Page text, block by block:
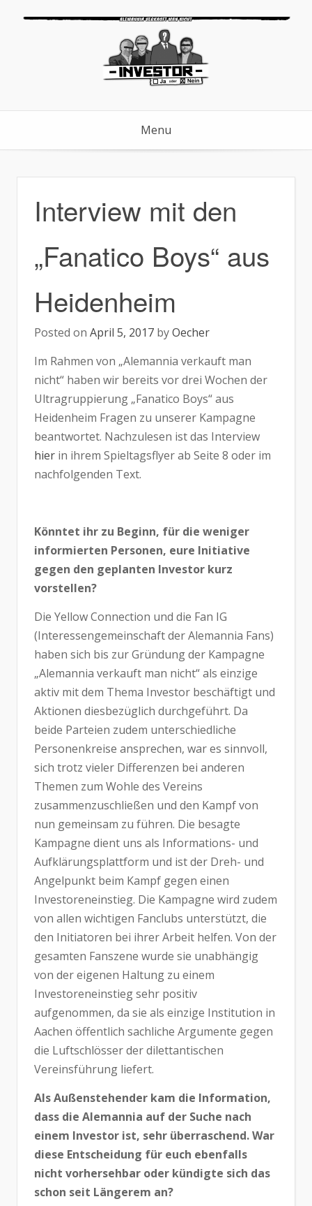
Menu
Interview mit den
„Fanatico Boys“ aus
Heidenheim
Posted on April 5, 2017 byOecher
Im Rahmen von „Alemannia verkauft man
nicht“ haben wir bereits vor drei Wochen der
Ultragruppierung „Fanatico Boys“ aus
Heidenheim Fragen zu unserer Kampagne
beantwortet. Nachzulesen ist das Interview
hier in ihrem Spieltagsflyer ab Seite 8 oder im
nachfolgenden Text.
Könntet ihr zu Beginn, für die weniger
informierten Personen, eure Initiative
gegen den geplanten Investor kurz
vorstellen?
Die Yellow Connection und die Fan IG
(Interessengemeinschaft der Alemannia Fans)
haben sich bis zur Gründung der Kampagne
„Alemannia verkauft man nicht“ als einzige
aktiv mit dem Thema Investor beschäftigt und
Aktionen diesbezüglich durchgeführt. Da
beide Parteien zudem unterschiedliche
Personenkreise ansprechen, war es sinnvoll,
sich trotz vieler Differenzen bei anderen
Themen zum Wohle des Vereins
zusammenzuschließen und den Kampf von
nun gemeinsam zu führen. Die besagte
Kampagne dient uns als Informations- und
Aufklärungsplattform und ist der Dreh- und
Angelpunkt beim Kampf gegen einen
Investoreneinstieg. Die Kampagne wird zudem
von allen wichtigen Fanclubs unterstützt, die
den Initiatoren bei ihrer Arbeit helfen. Von der
gesamten Fanszene wurde sie unabhängig
von der eigenen Haltung zu einem
Investoreneinstieg sehr positiv
aufgenommen, da sie als einzige Institution in
Aachen öffentlich sachliche Argumente gegen
die Luftschlösser der dilettantischen
Vereinsführung liefert.
Als Außenstehender kam die Information,
dass die Alemannia auf der Suche nach
einem Investor ist, sehr überraschend. War
diese Entscheidung für euch ebenfalls
nicht vorhersehbar oder kündigte sich das
schon seit Längerem an?